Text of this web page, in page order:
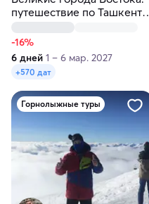
путешествие по Ташкенту,
дней
-16%
6 дней 1 – 6 мар. 2027
+570 дат
Горнолыжные туры